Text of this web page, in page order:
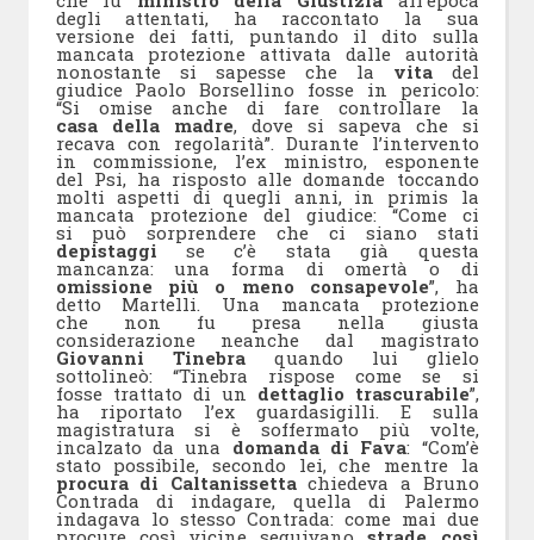
degli attentati, ha raccontato la sua
versione dei fatti, puntando il dito sulla
mancata protezione attivata dalle autorità
nonostante si sapesse che la vitadel
giudice Paolo Borsellino fosse in pericolo:
“Si omise anche di fare controllare la
casa della madre, dove si sapeva che si
recava con regolarità”. Durante l’intervento
in commissione, l’ex ministro, esponente
del Psi, ha risposto alle domande toccando
molti aspetti di quegli anni, in primis la
mancata protezione del giudice: “Come ci
si può sorprendere che ci siano stati
depistaggi se c’è stata già questa
mancanza: una forma di omertà o di
omissione più o meno consapevole”, ha
detto Martelli. Una mancata protezione
che non fu presa nella giusta
considerazione neanche dal magistrato
Giovanni Tinebraquando lui glielo
sottolineò: “Tinebra rispose come se si
fosse trattato di un dettaglio trascurabile”,
ha riportato l’ex guardasigilli. E sulla
magistratura si è soffermato più volte,
incalzato da una domanda di Fava: “Com’è
stato possibile, secondo lei, che mentre la
procura di Caltanissettachiedeva a Bruno
Contrada di indagare, quella di Palermo
indagava lo stesso Contrada: come mai due